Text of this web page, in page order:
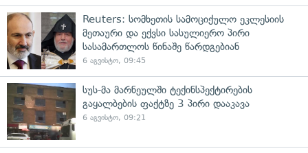
Reuters: სომხეთის სამოციქულო ეკლესიის
მეთაური და ექვსი სასულიერო პირი
სასამართლოს წინაშე წარდგებიან
6 აგვისტო, 09:45
სუს-მა მარნეულში ტექინსპექტირების
გაყალბების ფაქტზე 3 პირი დააკავა
6 აგვისტო, 09:21